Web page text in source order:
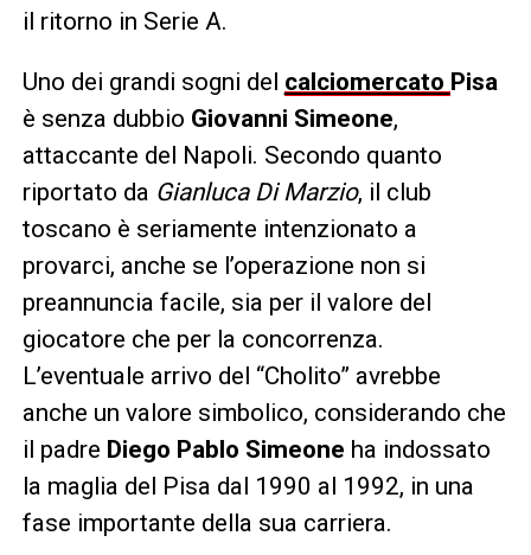
il ritorno in Serie A.
Uno dei grandi sogni del calciomercato Pisa
è senza dubbio Giovanni Simeone,
attaccante del Napoli. Secondo quanto
riportato da Gianluca Di Marzio, il club
toscano è seriamente intenzionato a
provarci, anche se l’operazione non si
preannuncia facile, sia per il valore del
giocatore che per la concorrenza.
L’eventuale arrivo del “Cholito” avrebbe
anche un valore simbolico, considerando che
il padre Diego Pablo Simeone ha indossato
la maglia del Pisa dal 1990 al 1992, in una
fase importante della sua carriera.